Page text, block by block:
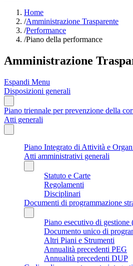
Home
/Amministrazione Trasparente
/Performance
/Piano della performance
Amministrazione
Espandi Menu
Disposizioni generali
Piano triennale per prevenzione della
Atti generali
Piano Integrato di Attività e
Atti amministrativi generali
Statuto e Carte
Regolamenti
Disciplinari
Documenti di programmazione
Piano esecutivo di gestione
Documento unico di
Altri Piani e Strumenti
Annualità precedenti PEG
Annualità precedenti DUP